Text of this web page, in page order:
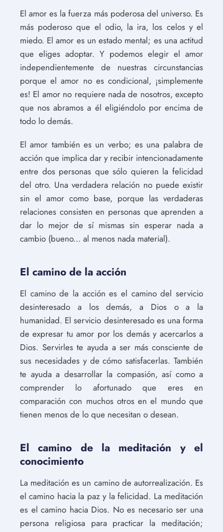
El amor es la fuerza más poderosa del universo. Es
más poderoso que el odio, la ira, los celos y el
miedo. El amor es un estado mental; es una actitud
que eliges adoptar. Y podemos elegir el amor
independientemente de nuestras circunstancias
porque el amor no es condicional, ¡simplemente
es! El amor no requiere nada de nosotros, excepto
que nos abramos a él eligiéndolo por encima de
todo lo demás.
El amor también es un verbo; es una palabra de
acción que implica dar y recibir intencionadamente
entre dos personas que sólo quieren la felicidad
del otro. Una verdadera relación no puede existir
sin el amor como base, porque las verdaderas
relaciones consisten en personas que aprenden a
dar lo mejor de sí mismas sin esperar nada a
cambio (bueno... al menos nada material).
El camino de la acción
El camino de la acción es el camino del servicio
desinteresado a los demás, a Dios o a la
humanidad. El servicio desinteresado es una forma
de expresar tu amor por los demás y acercarlos a
Dios. Servirles te ayuda a ser más consciente de
sus necesidades y de cómo satisfacerlas. También
te ayuda a desarrollar la compasión, así como a
comprender lo afortunado que eres en
comparación con muchos otros en el mundo que
tienen menos de lo que necesitan o desean.
El camino de la meditación y el
conocimiento
La meditación es un camino de autorrealización. Es
el camino hacia la paz y la felicidad. La meditación
es el camino hacia Dios. No es necesario ser una
persona religiosa para practicar la meditación;